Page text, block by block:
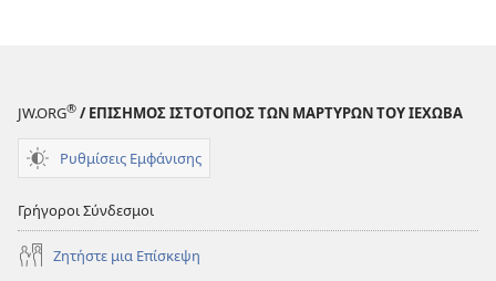
JW.ORG® / ΕΠΙΣΗΜΟΣ ΙΣΤΟΤΟΠΟΣ ΤΩΝ ΜΑΡΤΥΡΩΝ ΤΟΥ ΙΕΧΩΒΑ
Ρυθμίσεις Εμφάνισης
Γρήγοροι Σύνδεσμοι
Ζητήστε μια Επίσκεψη